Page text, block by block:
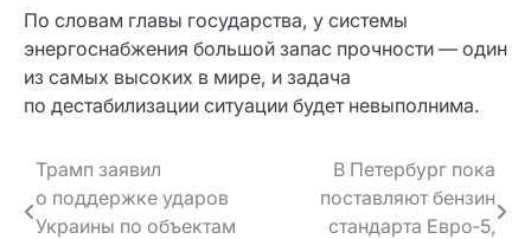
По словам главы государства, у системы
энергоснабжения большой запас прочности — один
из самых высоких в мире, и задача
по дестабилизации ситуации будет невыполнима.
Навигация
по записям
Трамп заявил
о поддержке ударов
Украины по объектам
В Петербург пока
поставляют бензин
стандарта Евро‑5,